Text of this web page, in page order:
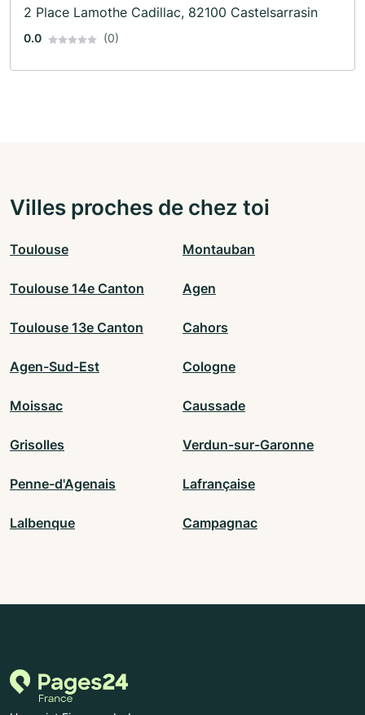
2 Place Lamothe Cadillac, 82100 Castelsarrasin
0.0 (0)
Villes proches de chez toi
Toulouse Montauban
Toulouse 14e Canton Agen
Toulouse 13e Canton Cahors
Agen-Sud-Est Cologne
Moissac Caussade
Grisolles Verdun-sur-Garonne
Penne-d'Agenais Lafrançaise
Lalbenque Campagnac